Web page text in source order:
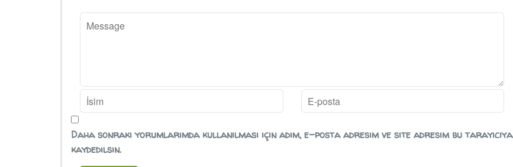
Daha sonraki yorumlarımda kullanılması için adım, e-posta adresim ve site adresim bu tarayıcıya
kaydedilsin.